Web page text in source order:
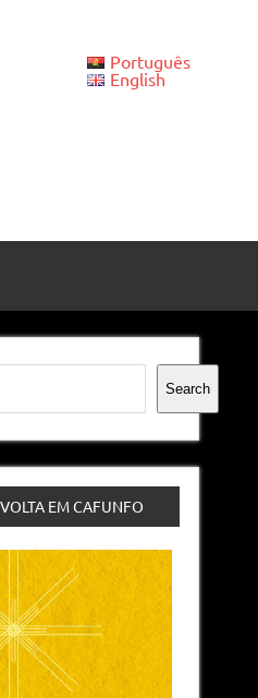
Português
English
Search
EM CAFUNFO